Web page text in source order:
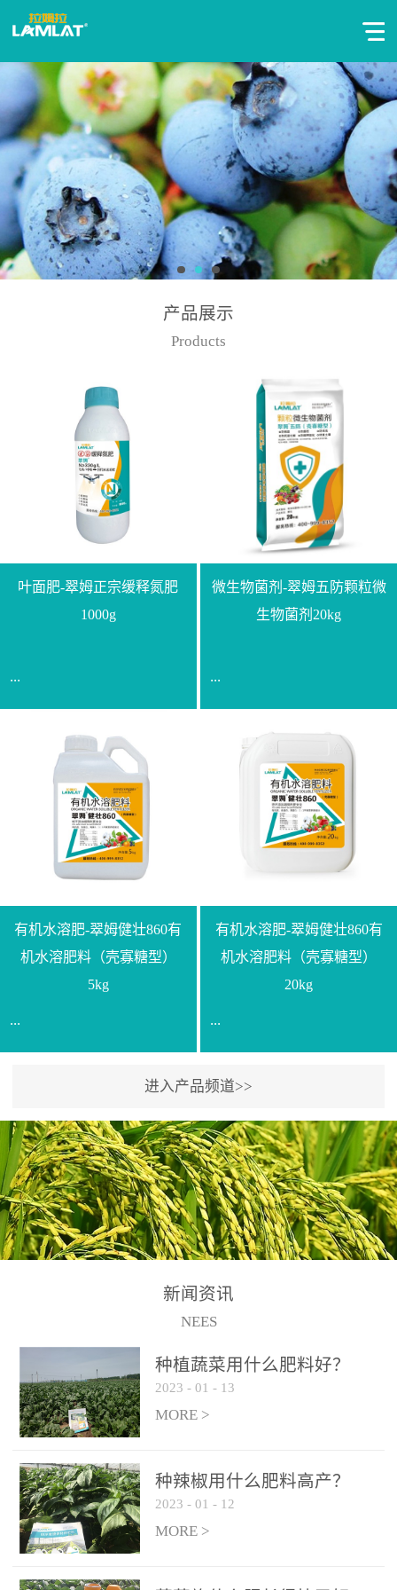
产品展示
Products
叶面肥-翠姆正宗缓释氮肥
1000g
...
【通用名称】脲甲醛缓释
氮肥【产品形态】水剂
【产品规格】1000g【技术
指标】N≥330g/L【企业标
准】Q/LML O01-2022【使
用方法】1、飞防：每亩
复配其他农药、肥料并提
高药效，间隔2-3周，可连
释均匀喷施苗床;移栽前一
天，用同样方法再喷施一
次。移栽前使用，储存在
苗株体内，移栽后，逐步
释放并快速补充营养。3、
作为补氮肥使用：30-100
倍喷施，在开花前期、幼
果期及采摘后各施一次，
间隔2-3周喷施一次。4、
作为叶面肥喷施使用：稀
周喷施一次。5、冲施及滴
灌：亩用量2-3公斤，冲施
进水75%后再进肥效果更
佳。
微生物菌剂-翠姆五防颗粒微
生物菌剂20kg
...
【通用名称】微生物菌剂
【产品剂型】颗粒【产品
规格】20kg【技术指标】
有效活菌数≥10.0亿/克【增
效物质】有机质≥40%;小分
子有机碳≥23%;壳寡糖
底肥：亩用本品40kg-
100kg可替代有机肥，配合
与复合肥、水溶肥或细土
混均后沟施、穴施、撒施
均可。3、沟施穴施:幼树
环状沟施，每棵用150-
200g，成年树放射状沟
施，每棵用0.5kg-1kg，可
拌肥施，也可拌土施。4、
拌苗床土：每平方米苗床
土用本品1kg-2kg与苗床土
混匀后播种。5、园林盆
土用本品30g-50g追肥或作
底肥。
有机水溶肥-翠姆健壮860有
机水溶肥料（壳寡糖型）
5kg
...
【通用名称】有机水溶肥
料【产品剂型】水剂【产
品规格】5kg、20kg【技术
指标】有机质≥200g/L、
N+K2O70g/L、PH:6.5-
8.5、水不溶物≤50g/L【执
行标准】NY/T3831-
(2019)准字15306号【使用
灌及无土栽培和营养液的
配方施肥。1、苗期冲施、
滴灌:3-5kg/亩/次(45-75kg/
公顷/次)。2、花前花后或
生长前期︰冲施、滴灌2.5-
5kg/亩/次配合大量元素水
溶肥一起使用，花芽、花
苞饱满，座果率高。3、幼
有机水溶肥-翠姆健壮860有
机水溶肥料（壳寡糖型）
20kg
...
【通用名称】有机水溶肥
料【产品剂型】水剂【产
品规格】5kg、20kg【技术
指标】有机质≥200g/L、
N+K2O70g/L、PH:6.5-
8.5、水不溶物≤50g/L【执
行标准】NY/T3831-
(2019)准字15306号【使用
方法】适合于基施、追
灌及无土栽培和营养液的
配方施肥。1、苗期冲施、
5kg/亩/次配合大量元素水
进入产品频道>>
新闻资讯
NEES
种植蔬菜用什么肥料好？
2023 - 01 - 13
MORE >
种辣椒用什么肥料高产？
2023 - 01 - 12
MORE >